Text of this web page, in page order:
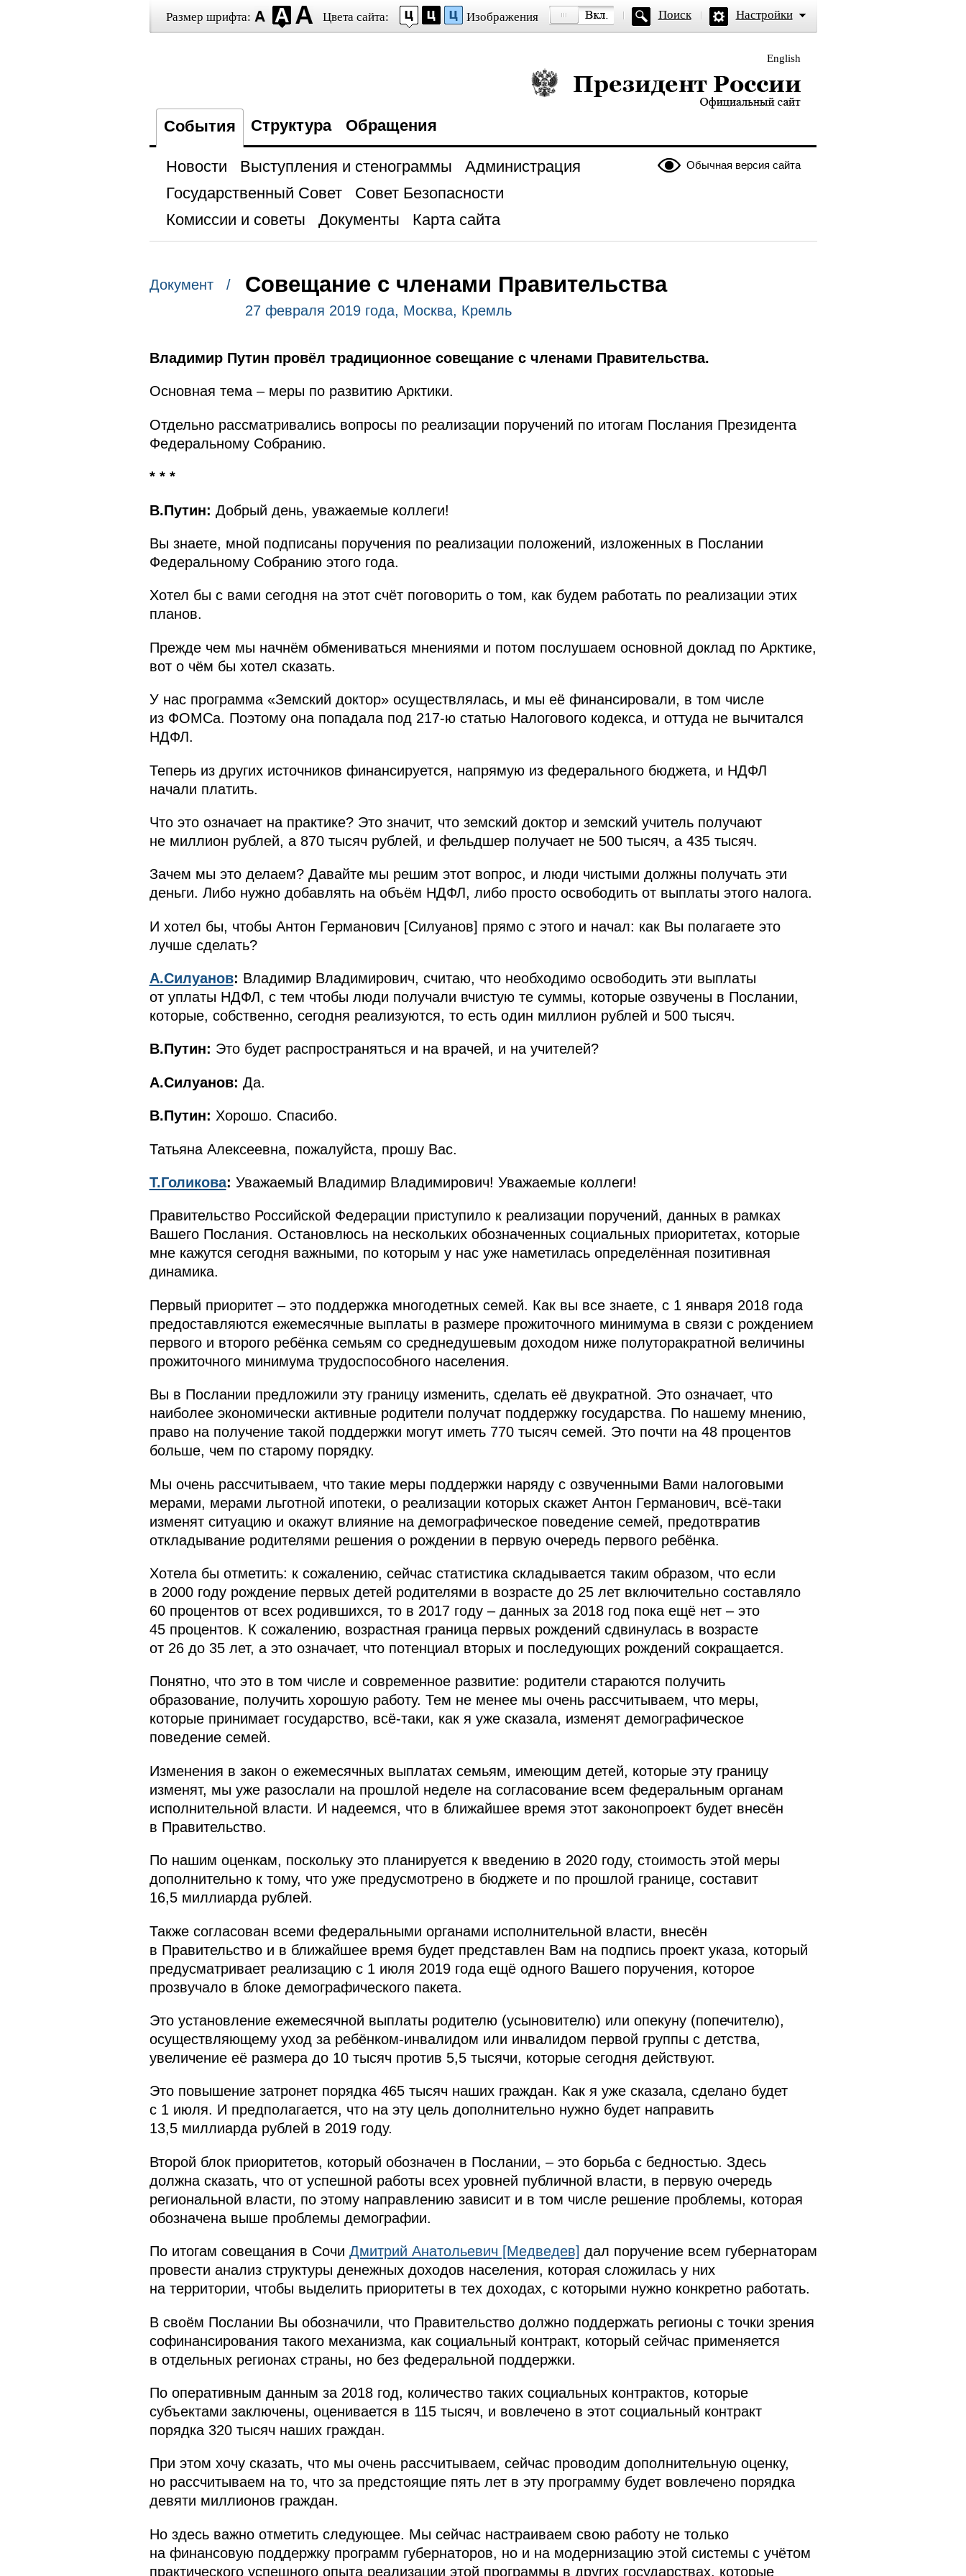
Размер шрифта: Цвета сайта: Изображения Поиск Настройки
English
Президент России — официальный сайт
События Структура Обращения
Обычная версия сайта
Новости Выступления и стенограммы
Администрация
Государственный Совет
Совет Безопасности
Комиссии и советы
Документы Карта сайта
Документ / Совещание с членами Правительства
27 февраля 2019 года, Москва, Кремль
Владимир Путин провёл традиционное совещание с членами Правительства.
Основная тема – меры по развитию Арктики.
Отдельно рассматривались вопросы по реализации поручений по итогам Послания Президента
Федеральному Собранию.
* * *
В.Путин: Добрый день, уважаемые коллеги!
Вы знаете, мной подписаны поручения по реализации положений, изложенных в Послании
Федеральному Собранию этого года.
Хотел бы с вами сегодня на этот счёт поговорить о том, как будем работать по реализации этих
планов.
Прежде чем мы начнём обмениваться мнениями и потом послушаем основной доклад по Арктике,
вот о чём бы хотел сказать.
У нас программа «Земский доктор» осуществлялась, и мы её финансировали, в том числе
из ФОМСа. Поэтому она попадала под 217‑ю статью Налогового кодекса, и оттуда не вычитался
НДФЛ.
Теперь из других источников финансируется, напрямую из федерального бюджета, и НДФЛ
начали платить.
Что это означает на практике? Это значит, что земский доктор и земский учитель получают
не миллион рублей, а 870 тысяч рублей, и фельдшер получает не 500 тысяч, а 435 тысяч.
Зачем мы это делаем? Давайте мы решим этот вопрос, и люди чистыми должны получать эти
деньги. Либо нужно добавлять на объём НДФЛ, либо просто освободить от выплаты этого налога.
И хотел бы, чтобы Антон Германович [Силуанов] прямо с этого и начал: как Вы полагаете это
лучше сделать?
А.Силуанов: Владимир Владимирович, считаю, что необходимо освободить эти выплаты
от уплаты НДФЛ, с тем чтобы люди получали вчистую те суммы, которые озвучены в Послании,
которые, собственно, сегодня реализуются, то есть один миллион рублей и 500 тысяч.
В.Путин: Это будет распространяться и на врачей, и на учителей?
А.Силуанов: Да.
В.Путин: Хорошо. Спасибо.
Татьяна Алексеевна, пожалуйста, прошу Вас.
Т.Голикова: Уважаемый Владимир Владимирович! Уважаемые коллеги!
Правительство Российской Федерации приступило к реализации поручений, данных в рамках
Вашего Послания. Остановлюсь на нескольких обозначенных социальных приоритетах, которые
мне кажутся сегодня важными, по которым у нас уже наметилась определённая позитивная
динамика.
Первый приоритет – это поддержка многодетных семей. Как вы все знаете, с 1 января 2018 года
предоставляются ежемесячные выплаты в размере прожиточного минимума в связи с рождением
первого и второго ребёнка семьям со среднедушевым доходом ниже полуторакратной величины
прожиточного минимума трудоспособного населения.
Вы в Послании предложили эту границу изменить, сделать её двукратной. Это означает, что
наиболее экономически активные родители получат поддержку государства. По нашему мнению,
право на получение такой поддержки могут иметь 770 тысяч семей. Это почти на 48 процентов
больше, чем по старому порядку.
Мы очень рассчитываем, что такие меры поддержки наряду с озвученными Вами налоговыми
мерами, мерами льготной ипотеки, о реализации которых скажет Антон Германович, всё‑таки
изменят ситуацию и окажут влияние на демографическое поведение семей, предотвратив
откладывание родителями решения о рождении в первую очередь первого ребёнка.
Хотела бы отметить: к сожалению, сейчас статистика складывается таким образом, что если
в 2000 году рождение первых детей родителями в возрасте до 25 лет включительно составляло
60 процентов от всех родившихся, то в 2017 году – данных за 2018 год пока ещё нет – это
45 процентов. К сожалению, возрастная граница первых рождений сдвинулась в возрасте
от 26 до 35 лет, а это означает, что потенциал вторых и последующих рождений сокращается.
Понятно, что это в том числе и современное развитие: родители стараются получить
образование, получить хорошую работу. Тем не менее мы очень рассчитываем, что меры,
которые принимает государство, всё‑таки, как я уже сказала, изменят демографическое
поведение семей.
Изменения в закон о ежемесячных выплатах семьям, имеющим детей, которые эту границу
изменят, мы уже разослали на прошлой неделе на согласование всем федеральным органам
исполнительной власти. И надеемся, что в ближайшее время этот законопроект будет внесён
в Правительство.
По нашим оценкам, поскольку это планируется к введению в 2020 году, стоимость этой меры
дополнительно к тому, что уже предусмотрено в бюджете и по прошлой границе, составит
16,5 миллиарда рублей.
Также согласован всеми федеральными органами исполнительной власти, внесён
в Правительство и в ближайшее время будет представлен Вам на подпись проект указа, который
предусматривает реализацию с 1 июля 2019 года ещё одного Вашего поручения, которое
прозвучало в блоке демографического пакета.
Это установление ежемесячной выплаты родителю (усыновителю) или опекуну (попечителю),
осуществляющему уход за ребёнком-инвалидом или инвалидом первой группы с детства,
увеличение её размера до 10 тысяч против 5,5 тысячи, которые сегодня действуют.
Это повышение затронет порядка 465 тысяч наших граждан. Как я уже сказала, сделано будет
с 1 июля. И предполагается, что на эту цель дополнительно нужно будет направить
13,5 миллиарда рублей в 2019 году.
Второй блок приоритетов, который обозначен в Послании, – это борьба с бедностью. Здесь
должна сказать, что от успешной работы всех уровней публичной власти, в первую очередь
региональной власти, по этому направлению зависит и в том числе решение проблемы, которая
обозначена выше проблемы демографии.
По итогам совещания в Сочи Дмитрий Анатольевич [Медведев] дал поручение всем губернаторам
провести анализ структуры денежных доходов населения, которая сложилась у них
на территории, чтобы выделить приоритеты в тех доходах, с которыми нужно конкретно работать.
В своём Послании Вы обозначили, что Правительство должно поддержать регионы с точки зрения
софинансирования такого механизма, как социальный контракт, который сейчас применяется
в отдельных регионах страны, но без федеральной поддержки.
По оперативным данным за 2018 год, количество таких социальных контрактов, которые
субъектами заключены, оценивается в 115 тысяч, и вовлечено в этот социальный контракт
порядка 320 тысяч наших граждан.
При этом хочу сказать, что мы очень рассчитываем, сейчас проводим дополнительную оценку,
но рассчитываем на то, что за предстоящие пять лет в эту программу будет вовлечено порядка
девяти миллионов граждан.
Но здесь важно отметить следующее. Мы сейчас настраиваем свою работу не только
на финансовую поддержку программ губернаторов, но и на модернизацию этой системы с учётом
практического успешного опыта реализации этой программы в других государствах, которые